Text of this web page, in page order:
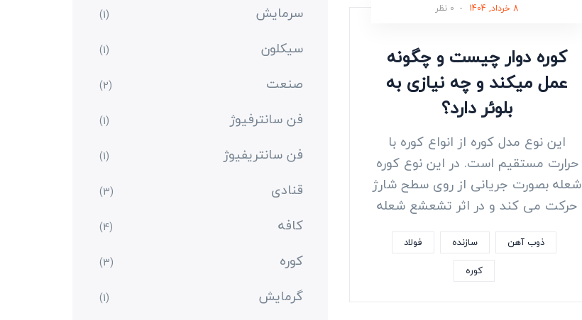
8 خرداد, 1404 - 0 نظر
کوره دوار چیست و چگونه
عمل میکند و چه نیازی به
بلوئر دارد؟
این نوع مدل کوره از انواع کوره با
حرارت مستقیم است. در این نوع کوره
شعله بصورت جریانی از روی سطح شارژ
حرکت می کند و در اثر تشعشع شعله
ذوب آهن سازنده
فولاد
کوره
سرمایش (1)
سیکلون (1)
صنعت (2)
فن سانترفیوژ (1)
فن سانتریفیوژ (1)
قنادی (3)
کافه (4)
کوره (3)
گرمایش (1)